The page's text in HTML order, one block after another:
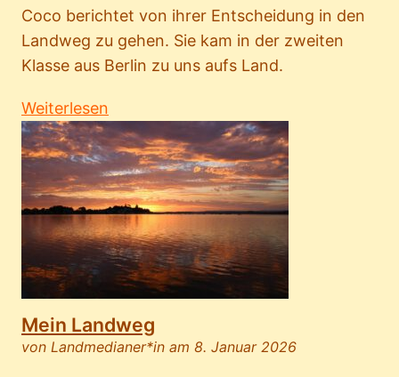
Coco berichtet von ihrer Entscheidung in den
Landweg zu gehen. Sie kam in der zweiten
Klasse aus Berlin zu uns aufs Land.
Weiterlesen
Mein Landweg
von Landmedianer*in am 8. Januar 2026